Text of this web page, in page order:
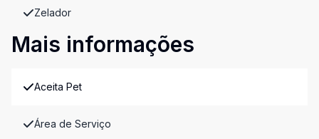
Zelador
Mais informações
Aceita Pet
Área de Serviço